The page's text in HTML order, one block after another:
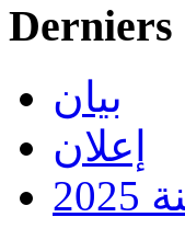
Derniers
بيان
إعلان